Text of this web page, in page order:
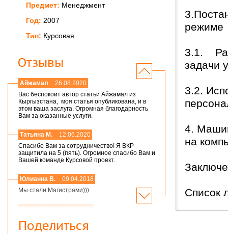
Предмет: Менеджмент
Год: 2007
Тип: Курсовая
Отзывы
Айжамал
26.08.2020
Вас беспокоит автор статьи Айжамал из
Кыргызстана, моя статья опубликована, и в
этом ваша заслуга. Огромная благодарность
Вам за оказанные услуги.
Татьяна М.
12.06.2020
Спасибо Вам за сотрудничество! Я ВКР
защитила на 5 (пять). Огромное спасибо Вам и
Вашей команде Курсовой проект.
Юлианна В.
09.04.2018
Мы стали Магистрами)))
Мария,добрый день! Спасибо большое.
Защитился на 4!всего доброго
Поделиться
3.1.
задачи
3.2.
4.
на
Список